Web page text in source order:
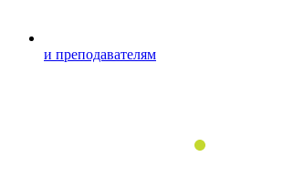
и преподавателям